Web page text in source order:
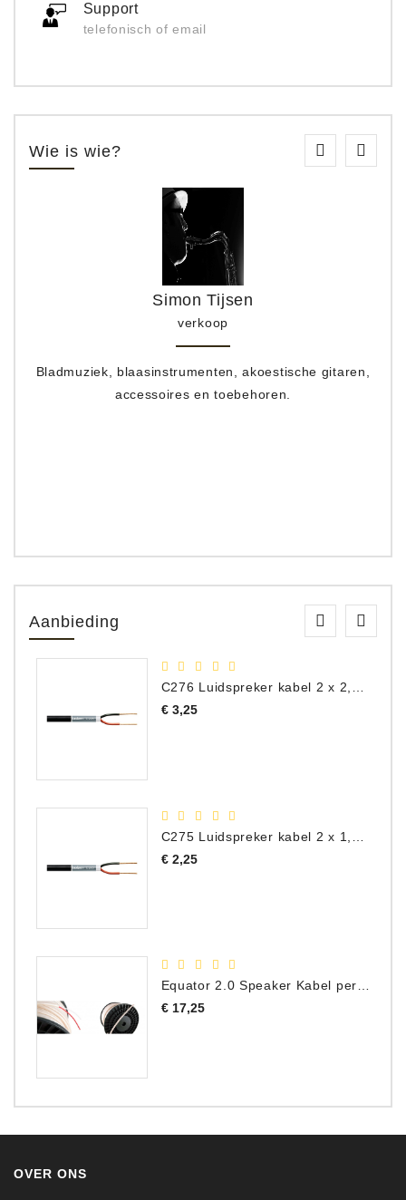
Support
telefonisch of email
Wie is wie?
Simon Tijsen
verkoop
Bladmuziek, blaasinstrumenten, akoestische gitaren,
accessoires en toebehoren.
Aanbieding
€ 3,25Prijs
€ 2,25Prijs
Equator 2.0 Speaker Kabel per meter
€ 17,25Prijs
OVER ONS